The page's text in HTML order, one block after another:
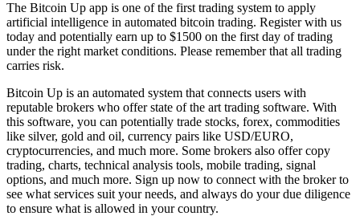
The Bitcoin Up app is one of the first trading system to apply
artificial intelligence in automated bitcoin trading. Register with us
today and potentially earn up to $1500 on the first day of trading
under the right market conditions. Please remember that all trading
carries risk.
Bitcoin Up is an automated system that connects users with
reputable brokers who offer state of the art trading software. With
this software, you can potentially trade stocks, forex, commodities
like silver, gold and oil, currency pairs like USD/EURO,
cryptocurrencies, and much more. Some brokers also offer copy
trading, charts, technical analysis tools, mobile trading, signal
options, and much more. Sign up now to connect with the broker to
see what services suit your needs, and always do your due diligence
to ensure what is allowed in your country.